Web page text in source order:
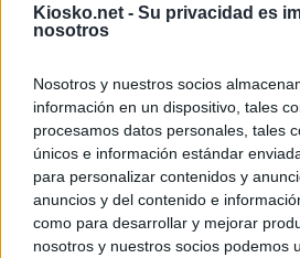
Kiosko.net - Su privacidad es
nosotros
Nosotros y nuestros socios
información en un dispositivo, tales
procesamos datos personales, tales
únicos e información estándar
para personalizar contenidos y
anuncios y del contenido e
como para desarrollar y mejorar
nosotros y nuestros socios podemos